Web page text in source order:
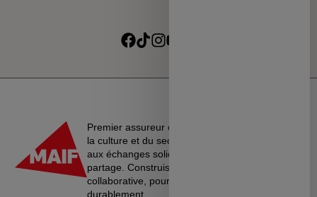
Je souhaite recevoir les alertes des ventes découvertes du
Premier assureur du monde de l’éducation, de
la culture et du secteur associatif, La MAIF croit
aux échanges solidaires, à l’entraide et au
partage. Construisons une société plus
collaborative, pour vivre ensemble…
durablement.